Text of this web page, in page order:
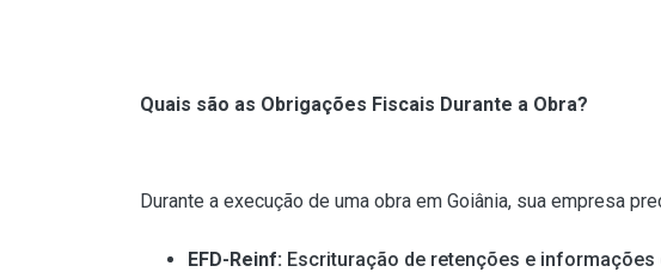
Quais são as Obrigações Fiscais Durante a Obra?
Durante a execução de uma obra em Goiânia, sua empresa
EFD-Reinf: Escrituração de retenções e